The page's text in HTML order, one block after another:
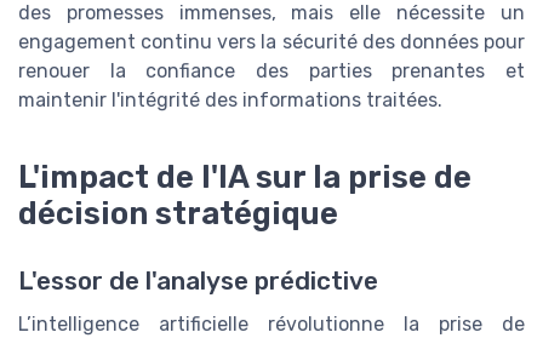
des promesses immenses, mais elle nécessite un
engagement continu vers la sécurité des données pour
renouer la confiance des parties prenantes et
maintenir l'intégrité des informations traitées.
L'impact de l'IA sur la prise de
décision stratégique
L'essor de l'analyse prédictive
L’intelligence artificielle révolutionne la prise de